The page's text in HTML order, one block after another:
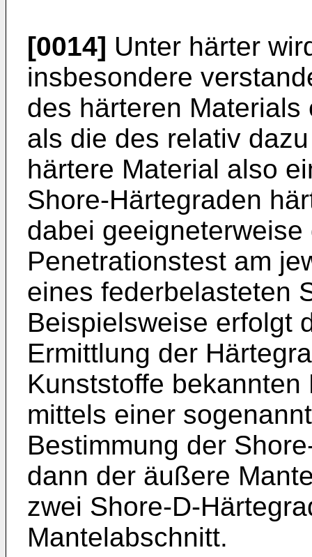
[0014] Unter härter
insbesondere
des härteren
als die des relativ
härtere Material also
Shore-Härtegraden
dabei
Penetrationstest am
eines federbelasteten
Beispielsweise erfolgt
Ermittlung der
Kunststoffe
mittels einer
Bestimmung der
dann der äußere
zwei Shore-D-
Mantelabschnitt.